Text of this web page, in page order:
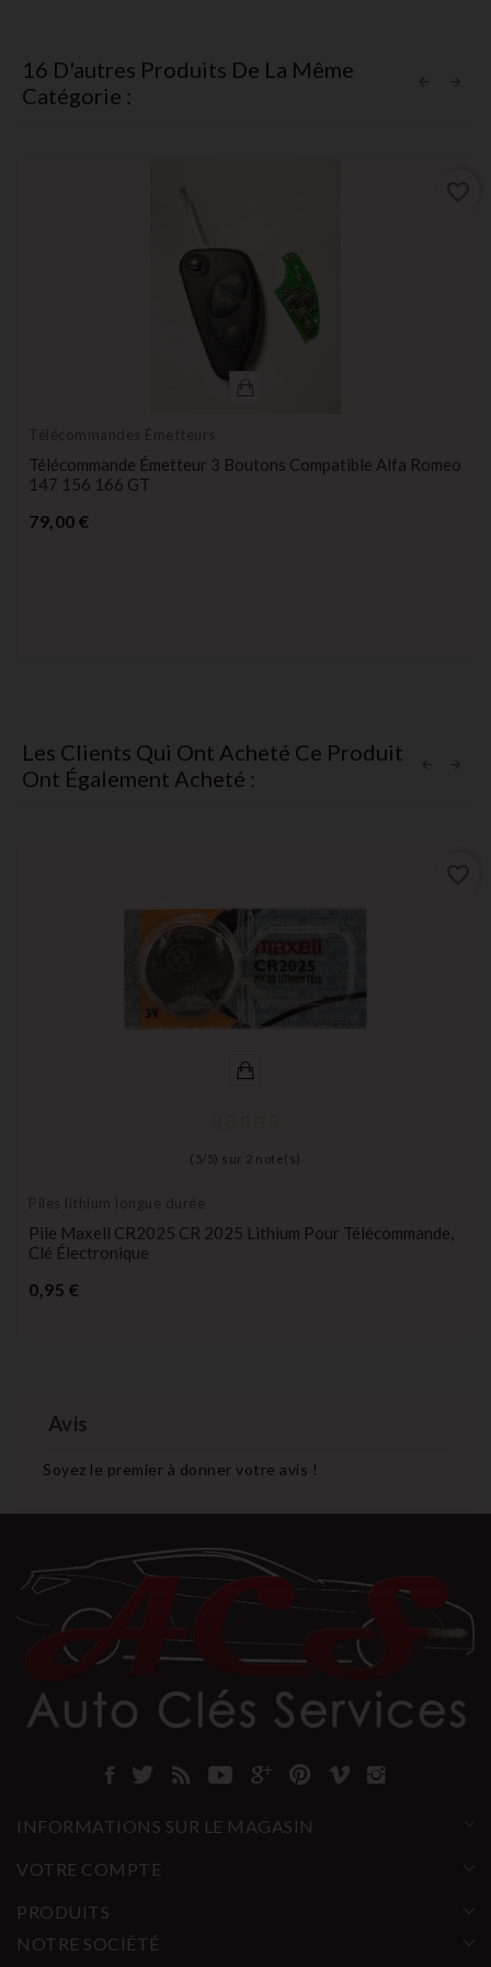
16 D'autres Produits De La Même
Catégorie :
Télécommandes Émetteurs
Télécommande Émetteur 3 Boutons Compatible Alfa Romeo
147 156 166 GT
79,00 €
Les Clients Qui Ont Acheté Ce Produit
Ont Également Acheté :
( 5/ 5) sur 2 note(s)
Piles lithium longue durée
Pile Maxell CR2025 CR 2025 Lithium Pour Télécommande,
Clé Électronique
0,95 €
Avis
Soyez le premier à donner votre avis !
INFORMATIONS SUR LE MAGASIN
VOTRE COMPTE
PRODUITS
NOTRE SOCIÉTÉ